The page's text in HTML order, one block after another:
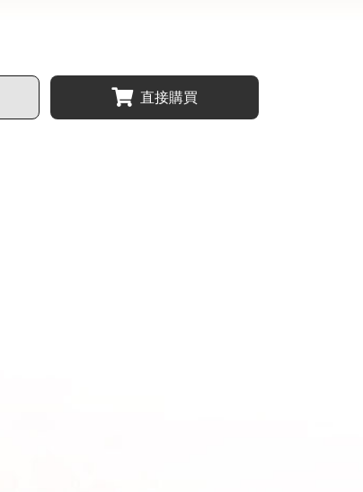
直接購買